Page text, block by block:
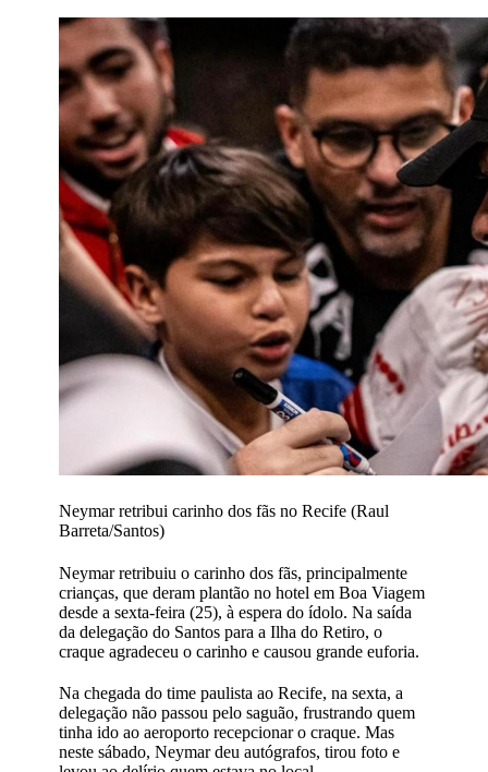
Neymar retribui carinho dos fãs no Recife (Raul
Barreta/Santos)
Neymar retribuiu o carinho dos fãs, principalmente
crianças, que deram plantão no hotel em Boa Viagem
desde a sexta-feira (25), à espera do ídolo. Na saída
da delegação do Santos para a Ilha do Retiro, o
craque agradeceu o carinho e causou grande euforia.
Na chegada do time paulista ao Recife, na sexta, a
delegação não passou pelo saguão, frustrando quem
tinha ido ao aeroporto recepcionar o craque. Mas
neste sábado, Neymar deu autógrafos, tirou foto e